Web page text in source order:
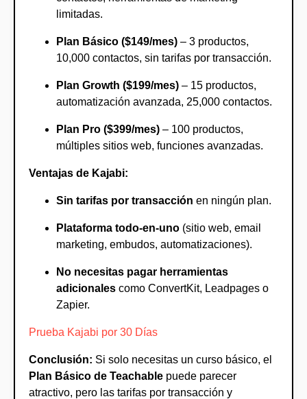
limitadas.
Plan Básico ($149/mes)– 3 productos,
10,000 contactos, sin tarifas por transacción.
Plan Growth ($199/mes)– 15 productos,
automatización avanzada, 25,000 contactos.
Plan Pro ($399/mes)– 100 productos,
múltiples sitios web, funciones avanzadas.
Ventajas de Kajabi:
Sin tarifas por transacción en ningún plan.
Plataforma todo-en-uno(sitio web, email
marketing, embudos, automatizaciones).
No necesitas pagar herramientas
adicionalescomo ConvertKit, Leadpages o
Zapier.
Prueba Kajabi por 30 Días
Conclusión: Si solo necesitas un curso básico, el
Plan Básico de Teachablepuede parecer
atractivo, pero las tarifas por transacción y